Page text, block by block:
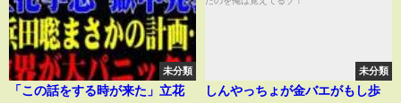
未分類
「この話をする時が来た」立花
未分類
しんやっちょが金バエがもし歩